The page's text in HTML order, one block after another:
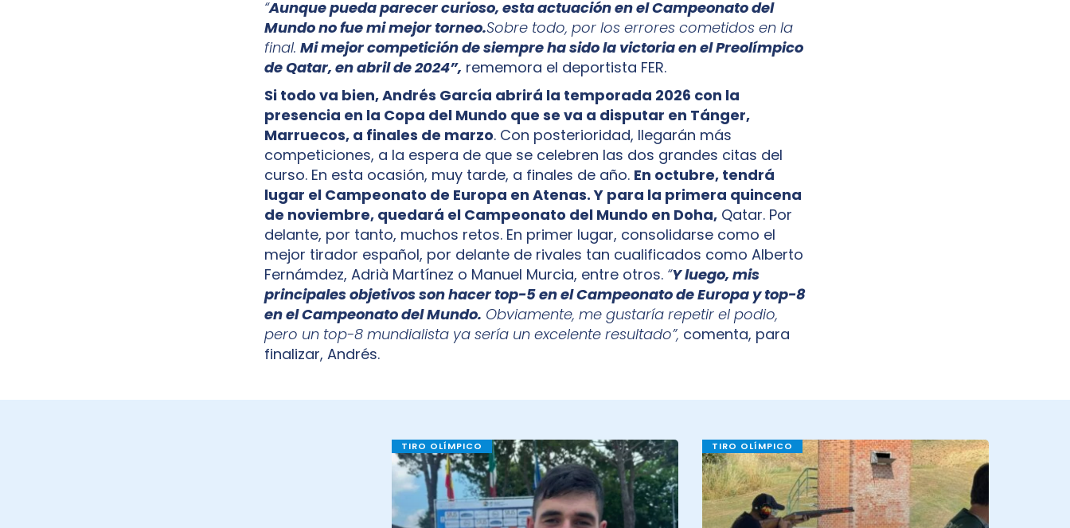
“Aunque pueda parecer curioso, esta actuación en el Campeonato del
Mundo no fue mi mejor torneo.Sobre todo, por los errores cometidos en la
final. Mi mejor competición de siempre ha sido la victoria en el Preolímpico
de Qatar, en abril de 2024”, rememora el deportista FER.
Si todo va bien, Andrés García abrirá la temporada 2026 con la
presencia en la Copa del Mundo que se va a disputar en Tánger,
Marruecos, a finales de marzo. Con posterioridad, llegarán más
competiciones, a la espera de que se celebren las dos grandes citas del
curso. En esta ocasión, muy tarde, a finales de año. En octubre, tendrá
lugar el Campeonato de Europa en Atenas. Y para la primera quincena
de noviembre, quedará el Campeonato del Mundo en Doha, Qatar. Por
delante, por tanto, muchos retos. En primer lugar, consolidarse como el
mejor tirador español, por delante de rivales tan cualificados como Alberto
Fernámdez, Adrià Martínez o Manuel Murcia, entre otros. “Y luego, mis
principales objetivos son hacer top-5 en el Campeonato de Europa y top-8
en el Campeonato del Mundo. Obviamente, me gustaría repetir el podio,
pero un top-8 mundialista ya sería un excelente resultado”, comenta, para
finalizar, Andrés.
TIRO OLÍMPICO TIRO OLÍMPICO